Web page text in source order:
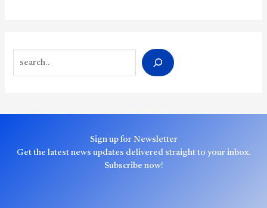
Sign up for Newsletter
Get the latest news updates delivered straight to your inbox.
Subscribe now!